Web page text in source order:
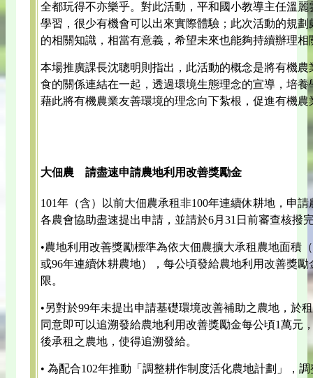
全都玩得不亦樂乎。對此活動，平和國小教導主任溫
學習，很少有機會可以出來實際體驗；此次活動的規
的相關知識，相當有意義，希望未來也能夠持續辦理相
本場推廣課長沈聰明則指出，此活動的概念是將有機
食的關係連結在一起，透過環境生態理念的宣導，培
藉此將有機農業友善環境的理念向下紮根，促進有機農
大佃農 請盡速申請農地利用改善獎勵金
101年（含）以前大佃農承租非100年連續休耕地，申
各農會協助盡速提出申請，並請於6月31日前審查核撥
•農地利用改善獎勵標準為依大佃農擴大承租農地面積
或96年連續休耕農地），每公頃發給農地利用改善獎
限。
•另對於99年未提出申請基礎環境改善補助之農地，於
同意即可以追溯發給農地利用改善獎勵金每公頃1萬元
後承租之農地，使得追溯發給。
• 為配合102年推動「調整耕作制度活化農地計劃」，